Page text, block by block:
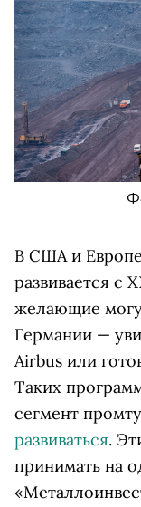
В США и
развивается с
желающие
Германии —
Airbus или
Таких
сегмент
развиваться.
принимать на